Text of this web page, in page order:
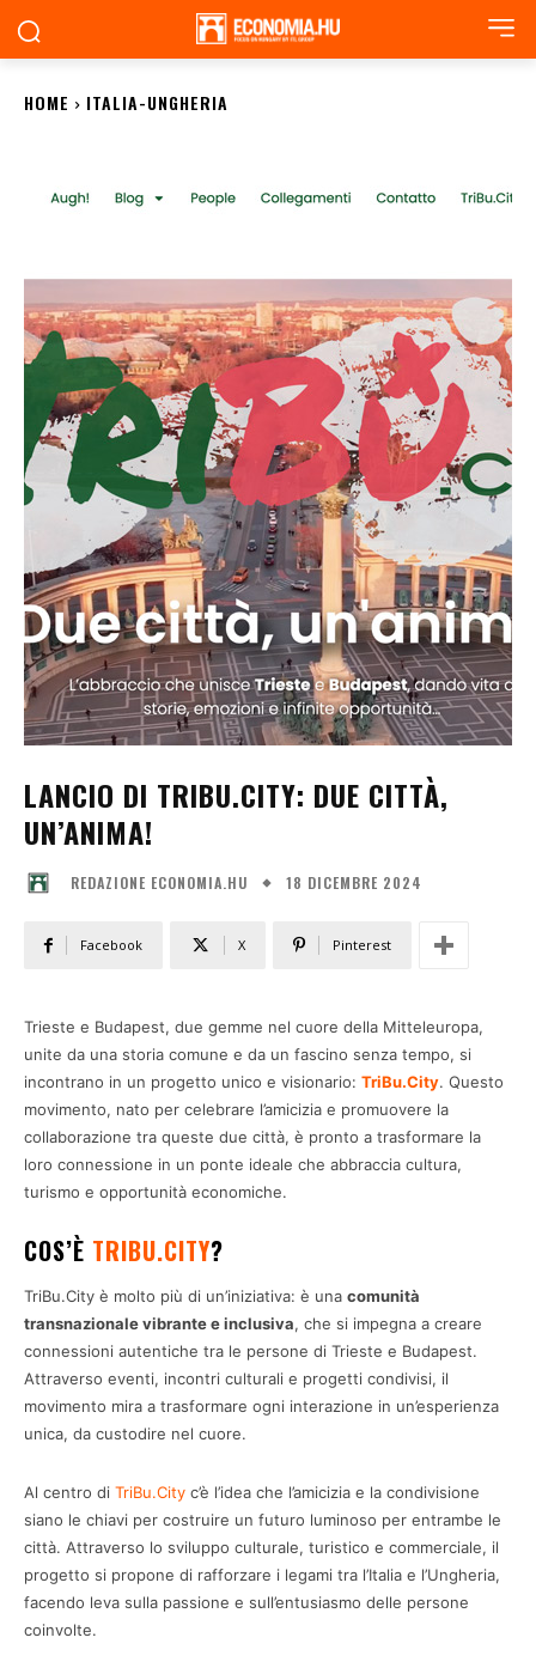
HOME ITALIA-UNGHERIA
LANCIO DI TRIBU.CITY: DUE CITTÀ,
UN’ANIMA!
REDAZIONE ECONOMIA.HU 18 DICEMBRE 2024
Facebook X Pinterest
Trieste e Budapest, due gemme nel cuore della Mitteleuropa,
unite da una storia comune e da un fascino senza tempo, si
incontrano in un progetto unico e visionario: TriBu.City. Questo
movimento, nato per celebrare l’amicizia e promuovere la
collaborazione tra queste due città, è pronto a trasformare la
loro connessione in un ponte ideale che abbraccia cultura,
turismo e opportunità economiche.
COS’È TRIBU.CITY?
TriBu.City è molto più di un’iniziativa: è una comunità
transnazionale vibrante e inclusiva, che si impegna a creare
connessioni autentiche tra le persone di Trieste e Budapest.
Attraverso eventi, incontri culturali e progetti condivisi, il
movimento mira a trasformare ogni interazione in un’esperienza
unica, da custodire nel cuore.
Al centro di TriBu.City c’è l’idea che l’amicizia e la condivisione
siano le chiavi per costruire un futuro luminoso per entrambe le
città. Attraverso lo sviluppo culturale, turistico e commerciale, il
progetto si propone di rafforzare i legami tra l’Italia e l’Ungheria,
facendo leva sulla passione e sull’entusiasmo delle persone
coinvolte.